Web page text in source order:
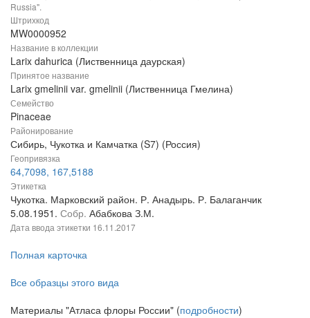
Russia".
Штрихкод
MW0000952
Название в коллекции
Larix dahurica (Лиственница даурская)
Принятое название
Larix gmelinii var. gmelinii (Лиственница Гмелина)
Семейство
Pinaceae
Районирование
Сибирь, Чукотка и Камчатка (S7) (Россия)
Геопривязка
64,7098, 167,5188
Этикетка
Чукотка. Марковский район. Р. Анадырь. Р. Балаганчик
5.08.1951. Собр. Абабкова З.М.
Дата ввода этикетки 16.11.2017
Полная карточка
Все образцы этого вида
Материалы "Атласа флоры России" (подробности)